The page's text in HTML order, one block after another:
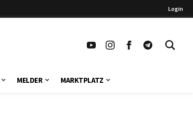
Login
MELDER MARKTPLATZ